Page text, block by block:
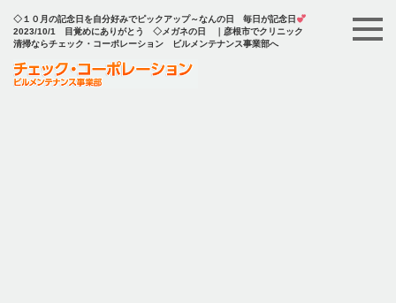
◇１０月の記念日を自分好みでピックアップ～なんの日 毎日が記念日
2023/10/1 目覚めにありがとう ◇メガネの日 ｜彦根市でクリニック
清掃ならチェック・コーポレーション ビルメンテナンス事業部へ